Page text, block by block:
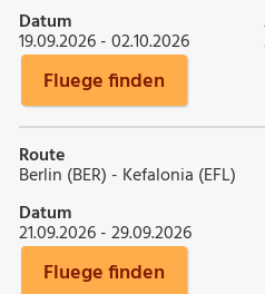
Datum
19.09.2026 - 02.10.2026
Fluege finden
Route
Berlin (BER) - Kefalonia (EFL)
Datum
21.09.2026 - 29.09.2026
Fluege finden